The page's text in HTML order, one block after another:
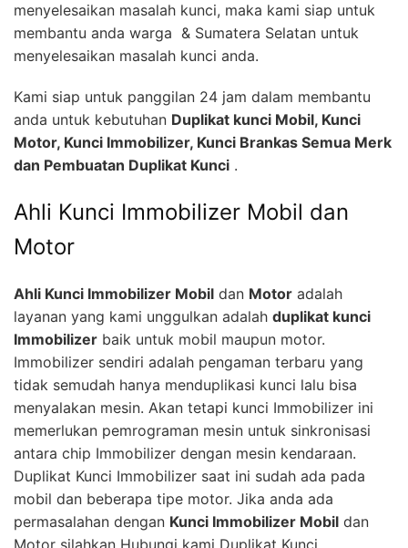
menyelesaikan masalah kunci, maka kami siap untuk
membantu anda warga & Sumatera Selatan untuk
menyelesaikan masalah kunci anda.
Kami siap untuk panggilan 24 jam dalam membantu
anda untuk kebutuhan Duplikat kunci Mobil, Kunci
Motor, Kunci Immobilizer, Kunci Brankas Semua Merk
dan Pembuatan Duplikat Kunci .
Ahli Kunci Immobilizer Mobil dan
Motor
Ahli Kunci Immobilizer Mobil dan Motor adalah
layanan yang kami unggulkan adalah duplikat kunci
Immobilizer baik untuk mobil maupun motor.
Immobilizer sendiri adalah pengaman terbaru yang
tidak semudah hanya menduplikasi kunci lalu bisa
menyalakan mesin. Akan tetapi kunci Immobilizer ini
memerlukan pemrograman mesin untuk sinkronisasi
antara chip Immobilizer dengan mesin kendaraan.
Duplikat Kunci Immobilizer saat ini sudah ada pada
mobil dan beberapa tipe motor. Jika anda ada
permasalahan dengan Kunci Immobilizer Mobil dan